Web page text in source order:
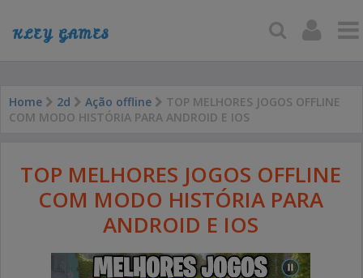
KLEY GAMES
Home 2d Ação offline
TOP MELHORES JOGOS OFFLINE
COM MODO HISTÓRIA PARA ANDROID E IOS
TOP MELHORES JOGOS OFFLINE
COM MODO HISTÓRIA PARA
ANDROID E IOS